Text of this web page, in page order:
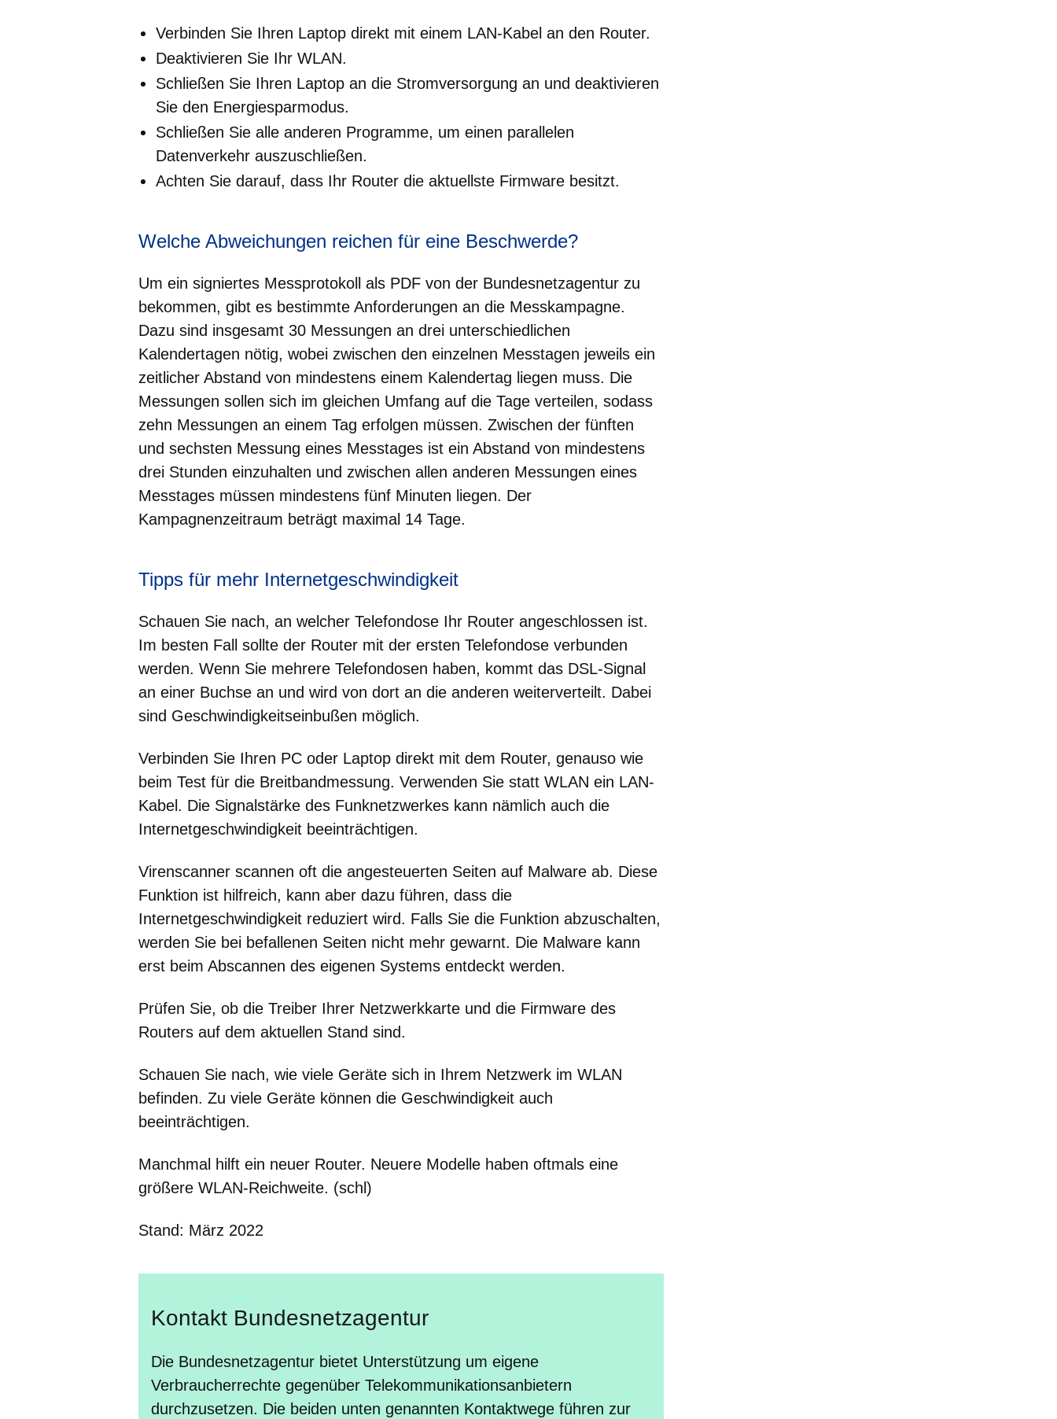
Verbinden Sie Ihren Laptop direkt mit einem LAN-Kabel an den Router.
Deaktivieren Sie Ihr WLAN.
Schließen Sie Ihren Laptop an die Stromversorgung an und deaktivieren
Sie den Energiesparmodus.
Schließen Sie alle anderen Programme, um einen parallelen
Datenverkehr auszuschließen.
Achten Sie darauf, dass Ihr Router die aktuellste Firmware besitzt.
Welche Abweichungen reichen für eine Beschwerde?
Um ein signiertes Messprotokoll als PDF von der Bundesnetzagentur zu
bekommen, gibt es bestimmte Anforderungen an die Messkampagne.
Dazu sind insgesamt 30 Messungen an drei unterschiedlichen
Kalendertagen nötig, wobei zwischen den einzelnen Messtagen jeweils ein
zeitlicher Abstand von mindestens einem Kalendertag liegen muss. Die
Messungen sollen sich im gleichen Umfang auf die Tage verteilen, sodass
zehn Messungen an einem Tag erfolgen müssen. Zwischen der fünften
und sechsten Messung eines Messtages ist ein Abstand von mindestens
drei Stunden einzuhalten und zwischen allen anderen Messungen eines
Messtages müssen mindestens fünf Minuten liegen. Der
Kampagnenzeitraum beträgt maximal 14 Tage.
Tipps für mehr Internetgeschwindigkeit
Schauen Sie nach, an welcher Telefondose Ihr Router angeschlossen ist.
Im besten Fall sollte der Router mit der ersten Telefondose verbunden
werden. Wenn Sie mehrere Telefondosen haben, kommt das DSL-Signal
an einer Buchse an und wird von dort an die anderen weiterverteilt. Dabei
sind Geschwindigkeitseinbußen möglich.
Verbinden Sie Ihren PC oder Laptop direkt mit dem Router, genauso wie
beim Test für die Breitbandmessung. Verwenden Sie statt WLAN ein LAN-
Kabel. Die Signalstärke des Funknetzwerkes kann nämlich auch die
Internetgeschwindigkeit beeinträchtigen.
Virenscanner scannen oft die angesteuerten Seiten auf Malware ab. Diese
Funktion ist hilfreich, kann aber dazu führen, dass die
Internetgeschwindigkeit reduziert wird. Falls Sie die Funktion abzuschalten,
werden Sie bei befallenen Seiten nicht mehr gewarnt. Die Malware kann
erst beim Abscannen des eigenen Systems entdeckt werden.
Prüfen Sie, ob die Treiber Ihrer Netzwerkkarte und die Firmware des
Routers auf dem aktuellen Stand sind.
Schauen Sie nach, wie viele Geräte sich in Ihrem Netzwerk im WLAN
befinden. Zu viele Geräte können die Geschwindigkeit auch
beeinträchtigen.
Manchmal hilft ein neuer Router. Neuere Modelle haben oftmals eine
größere WLAN-Reichweite. (schl)
Stand: März 2022
Kontakt Bundesnetzagentur
Die Bundesnetzagentur bietet Unterstützung um eigene
Verbraucherrechte gegenüber Telekommunikationsanbietern
durchzusetzen. Die beiden unten genannten Kontaktwege führen zur